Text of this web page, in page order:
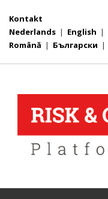
Kontakt
Nederlands | English |
Română | Български |